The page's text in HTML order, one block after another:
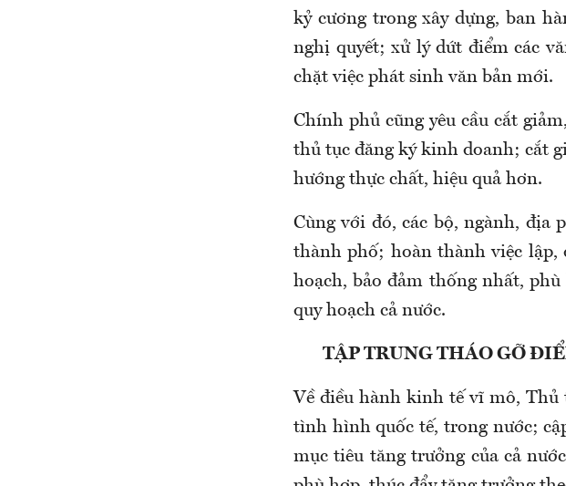
kỷ cương trong xây dựng, ban
nghị quyết; xử lý dứt điểm các
chặt việc phát sinh văn bản mới.
Chính phủ cũng yêu cầu cắt
thủ tục đăng ký kinh doanh; cắt
hướng thực chất, hiệu quả hơn.
Cùng với đó, các bộ, ngành, địa
thành phố; hoàn thành việc lập,
hoạch, bảo đảm thống nhất,
quy hoạch cả nước.
TẬP TRUNG THÁO GỠ
Về điều hành kinh tế vĩ mô, Thủ
tình hình quốc tế, trong nước;
mục tiêu tăng trưởng của cả